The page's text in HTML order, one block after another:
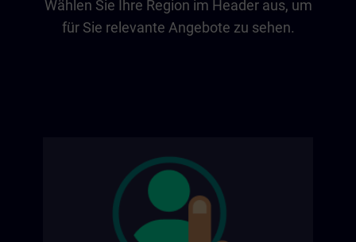
Wählen Sie Ihre Region im Header aus, um
für Sie relevante Angebote zu sehen.